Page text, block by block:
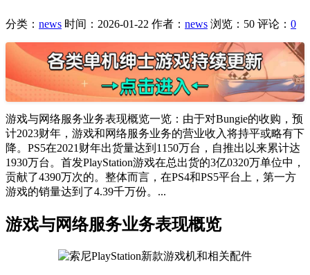
分类： news 时间：2026-01-22 作者： news 浏览：50 评论： 0
游戏与网络服务业务表现概览一览：由于对Bungie的收购，预
计2023财年，游戏和网络服务业务的营业收入将持平或略有下
降。PS5在2021财年出货量达到1150万台，自推出以来累计达
1930万台。首发PlayStation游戏在总出货的3亿0320万单位中，
贡献了4390万次的。整体而言，在PS4和PS5平台上，第一方
游戏的销量达到了4.39千万份。...
游戏与网络服务业务表现概览